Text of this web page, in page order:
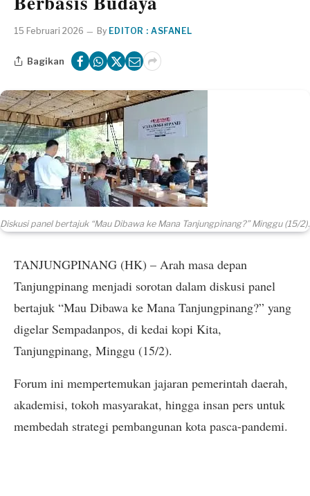
15 Februari 2026 By EDITOR : ASFANEL
Bagikan
Diskusi panel bertajuk “Mau Dibawa ke Mana Tanjungpinang?” Minggu (15/2).
TANJUNGPINANG (HK) – Arah masa depan
Tanjungpinang menjadi sorotan dalam diskusi panel
bertajuk “Mau Dibawa ke Mana Tanjungpinang?” yang
digelar Sempadanpos, di kedai kopi Kita,
Tanjungpinang, Minggu (15/2).
Forum ini mempertemukan jajaran pemerintah daerah,
akademisi, tokoh masyarakat, hingga insan pers untuk
membedah strategi pembangunan kota pasca-pandemi.